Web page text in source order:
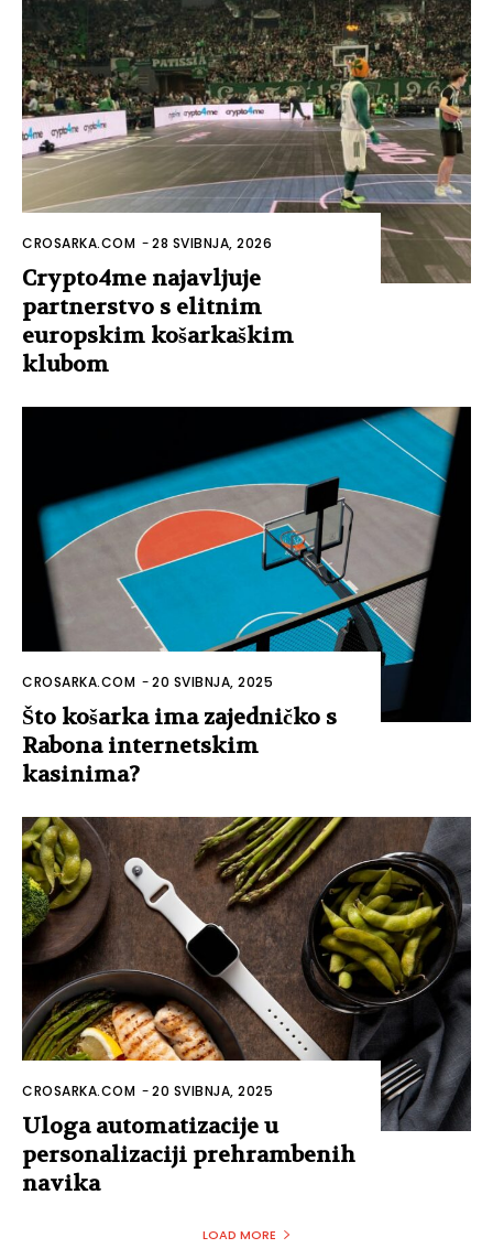
CROSARKA.COM -28 SVIBNJA, 2026
Crypto4me najavljuje
partnerstvo s elitnim
europskim košarkaškim
klubom
CROSARKA.COM -20 SVIBNJA, 2025
Što košarka ima zajedničko s
Rabona internetskim
kasinima?
CROSARKA.COM -20 SVIBNJA, 2025
Uloga automatizacije u
personalizaciji prehrambenih
navika
LOAD MORE